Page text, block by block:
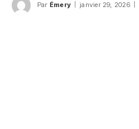
Par Émery janvier 29, 2026